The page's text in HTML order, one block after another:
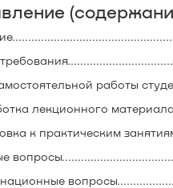
работы
лекционного
к практическим